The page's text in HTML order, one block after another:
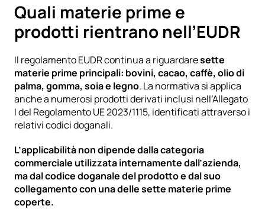
Quali materie prime e
prodotti rientrano nell’EUDR
Il regolamento EUDR continua a riguardare sette
materie prime principali: bovini, cacao, caffè, olio di
palma, gomma, soia e legno. La normativa si applica
anche a numerosi prodotti derivati inclusi nell’Allegato
I del Regolamento UE 2023/1115, identificati attraverso i
relativi codici doganali.
L’applicabilità non dipende dalla categoria
commerciale utilizzata internamente dall’azienda,
ma dal codice doganale del prodotto e dal suo
collegamento con una delle sette materie prime
coperte.